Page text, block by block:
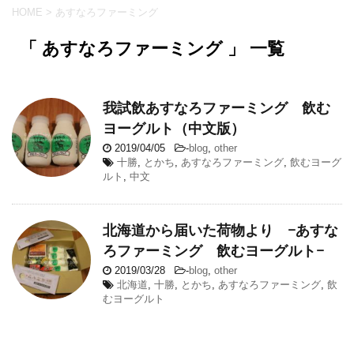
HOME > あすなろファーミング
「 あすなろファーミング 」 一覧
我試飲あすなろファーミング 飲む
ヨーグルト（中文版）
2019/04/05 -blog, other
十勝, とかち, あすなろファーミング, 飲むヨーグ
ルト , 中文
北海道から届いた荷物より −あすな
ろファーミング 飲むヨーグルト−
2019/03/28 -blog, other
北海道, 十勝, とかち, あすなろファーミング, 飲
むヨーグルト